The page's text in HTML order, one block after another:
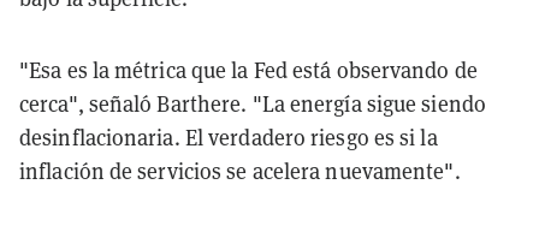
"Esa es la métrica que la Fed está observando de
cerca", señaló Barthere. "La energía sigue siendo
desinflacionaria. El verdadero riesgo es si la
inflación de servicios se acelera nuevamente".